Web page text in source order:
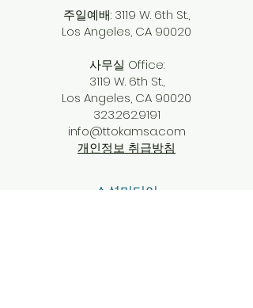
주일예배: 3119 W. 6th St.,
Los Angeles, CA 90020
사무실 Office:
3119 W. 6th St.,
Los Angeles, CA 90020
323.262.9191
info@ttokamsa.com
개인정보 취급방침
​소셜미디어